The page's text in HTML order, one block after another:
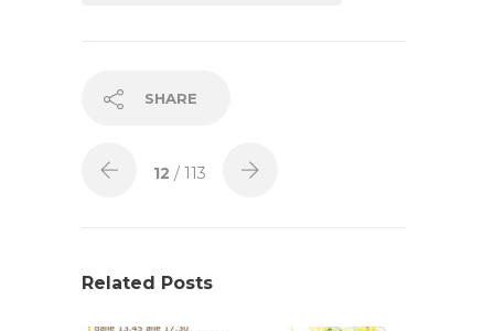
SHARE
12 / 113
Related Posts